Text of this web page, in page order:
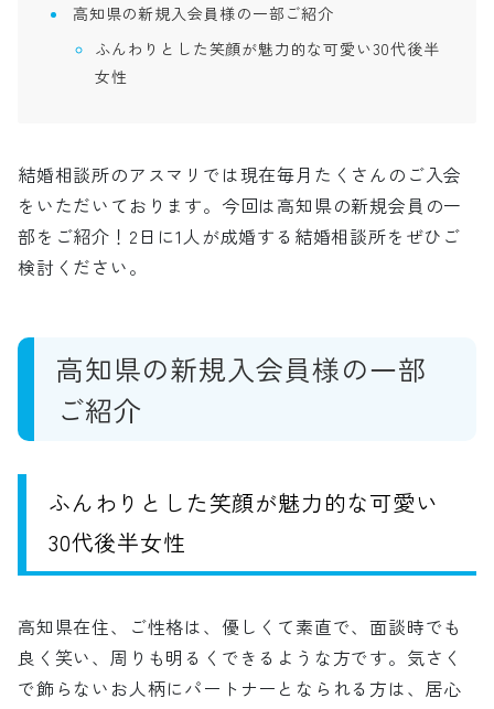
高知県の新規入会員様の一部ご紹介
ふんわりとした笑顔が魅力的な可愛い30代後半
女性
結婚相談所のアスマリでは現在毎月たくさんのご入会
をいただいております。今回は高知県の新規会員の一
部をご紹介！2日に1人が成婚する結婚相談所をぜひご
検討ください。
高知県の新規入会員様の一部
ご紹介
ふんわりとした笑顔が魅力的な可愛い
30代後半女性
高知県在住、ご性格は、優しくて素直で、面談時でも
良く笑い、周りも明るくできるような方です。気さく
で飾らないお人柄にパートナーとなられる方は、居心